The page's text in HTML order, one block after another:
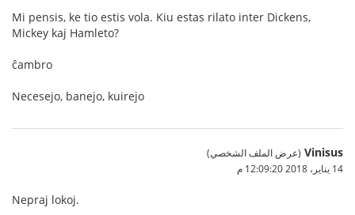
Mi pensis, ke tio estis vola. Kiu estas rilato inter Dickens,
Mickey kaj Hamleto?
ĉambro
Necesejo, banejo, kuirejo
Vinisus (عرض الملف الشخصي)
14 يناير، 2018 12:09:20 م
Nepraj lokoj.